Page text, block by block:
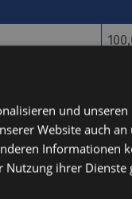
und
Website auch an
Informationen
Nutzung ihrer Dienste